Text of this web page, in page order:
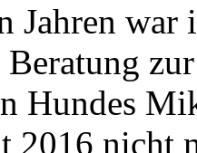
Jahren war
Beratung
Hundes
2016 nicht